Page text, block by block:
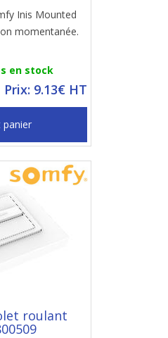
Inis Mounted
momentanée.
en stock
Prix: 9.13€ HT
roulant